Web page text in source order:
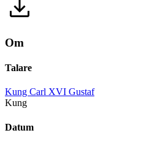
Om
Talare
Kung Carl XVI Gustaf
Kung
Datum